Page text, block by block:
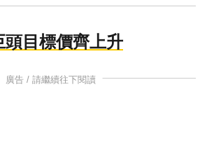
頭目標價齊上升
廣告 / 請繼續往下閱讀